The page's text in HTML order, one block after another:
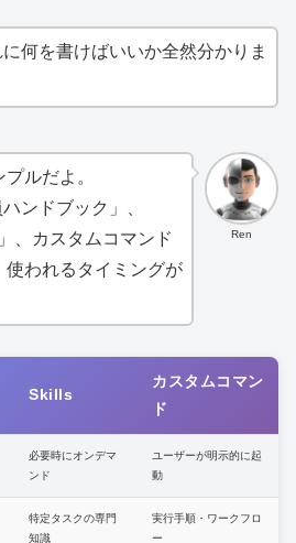
何を書けばいいか全然分かりま
Ren
ルだよ。
ンドブック」、
、カスタムコマンド
使われるタイミングが
Skills
カスタムコマン
ド
必要時にオンデマ
ンド
ユーザーが明示的に起
動
特定タスクの専門
知識
実行手順・ワークフロ
ー